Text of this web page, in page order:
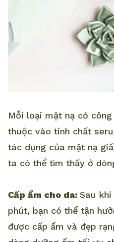
Mỗi loại mặt nạ có
thuộc vào tinh chất
tác dụng của mặt nạ
ta có thể tìm thấy ở
Cấp ẩm cho da: Sau
phút, bạn có thể tận
được cấp ẩm và đẹp